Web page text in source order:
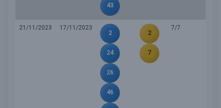
43
21/11/2023
17/11/2023
2
24
26
46
2
7
7/7